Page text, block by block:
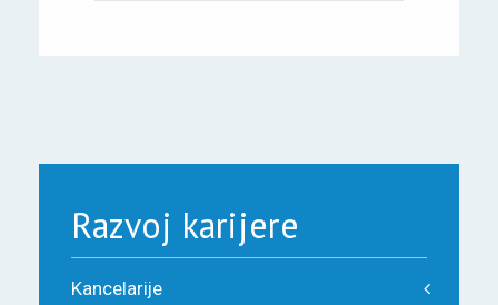
Razvoj karijere
Kancelarije